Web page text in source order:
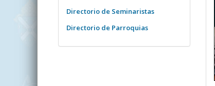
Directorio de Seminaristas
Directorio de Parroquias